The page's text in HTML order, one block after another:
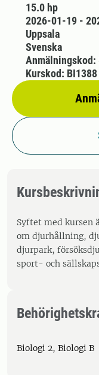
15.0 hp
2026-01-19 -
Uppsala
Svenska
Anmälningskod:
Kurskod: BI1388
Syftet med kursen
om djurhållning,
djurpark,
sport- och
Biologi 2, Biologi B